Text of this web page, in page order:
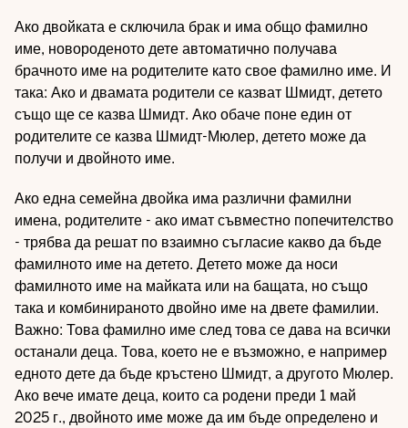
Ако двойката е сключила брак и има общо фамилно
име, новороденото дете автоматично получава
брачното име на родителите като свое фамилно име. И
така: Ако и двамата родители се казват Шмидт, детето
също ще се казва Шмидт. Ако обаче поне един от
родителите се казва Шмидт-Мюлер, детето може да
получи и двойното име.
Ако една семейна двойка има различни фамилни
имена, родителите - ако имат съвместно попечителство
- трябва да решат по взаимно съгласие какво да бъде
фамилното име на детето. Детето може да носи
фамилното име на майката или на бащата, но също
така и комбинираното двойно име на двете фамилии.
Важно: Това фамилно име след това се дава на всички
останали деца. Това, което не е възможно, е например
едното дете да бъде кръстено Шмидт, а другото Мюлер.
Ако вече имате деца, които са родени преди 1 май
2025 г., двойното име може да им бъде определено и